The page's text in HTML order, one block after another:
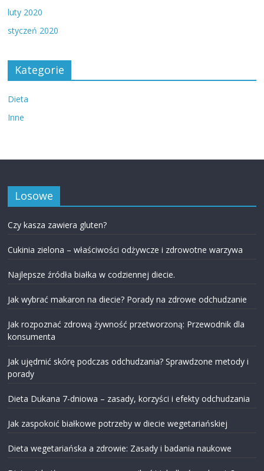
luty 2020
styczeń 2020
Kategorie
Dieta
Inne
Losowe
Czy kasza zawiera gluten?
Cukinia zielona – właściwości odżywcze i zdrowotne warzywa
Najlepsze źródła białka w codziennej diecie.
Jak wybrać makaron na diecie? Porady na zdrowe odchudzanie
Jak rozpoznać zdrową żywność przetworzoną: Przewodnik dla
konsumenta
Jak ujędrnić skórę podczas odchudzania? Sprawdzone metody i
porady
Dieta Dukana 7-dniowa – zasady, korzyści i efekty odchudzania
Jak zaspokoić białkowe potrzeby w diecie wegetariańskiej
Dieta wegetariańska a zdrowie: Zasady i badania naukowe